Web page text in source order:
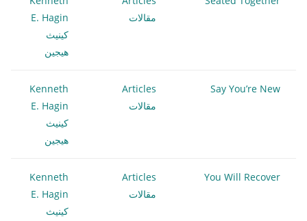
مقالات
E. Hagin
كينيث
هيجين
Say You’re New
Articles
مقالات
Kenneth
E. Hagin
كينيث
هيجين
You Will Recover
Articles
مقالات
Kenneth
E. Hagin
كينيث